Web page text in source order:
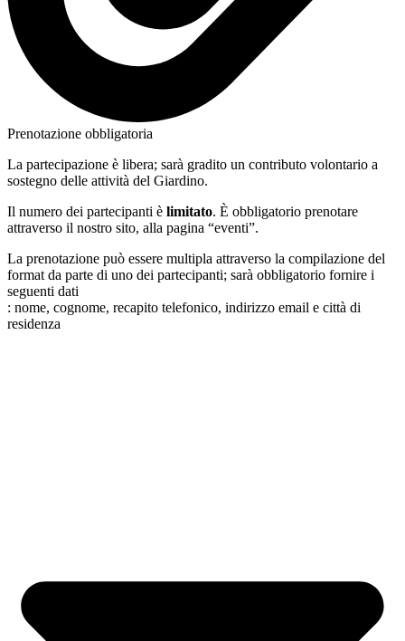
Prenotazione obbligatoria
La partecipazione è libera; sarà gradito un contributo volontario a
sostegno delle attività del Giardino.
Il numero dei partecipanti è limitato. È obbligatorio prenotare
attraverso il nostro sito, alla pagina “eventi”.
La prenotazione può essere multipla attraverso la compilazione del
format da parte di uno dei partecipanti; sarà obbligatorio fornire i
seguenti dati
: nome, cognome, recapito telefonico, indirizzo email e città di
residenza